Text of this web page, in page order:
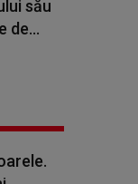
său
de...